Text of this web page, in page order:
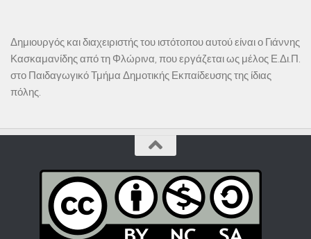
Δημιουργός και διαχειριστής του ιστότοπου αυτού είναι ο Γιάννης
Κασκαμανίδης από τη Φλώρινα, που εργάζεται ως μέλος Ε.Δι.Π.
στο Παιδαγωγικό Τμήμα Δημοτικής Εκπαίδευσης της ίδιας
πόλης.